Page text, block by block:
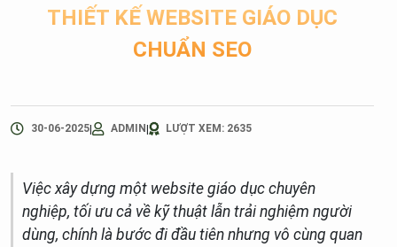
THIẾT KẾ WEBSITE GIÁO DỤC
CHUẨN SEO
30-06-2025| ADMIN| LƯỢT XEM: 2635
Việc xây dựng một website giáo dục chuyên
nghiệp, tối ưu cả về kỹ thuật lẫn trải nghiệm người
dùng, chính là bước đi đầu tiên nhưng vô cùng quan